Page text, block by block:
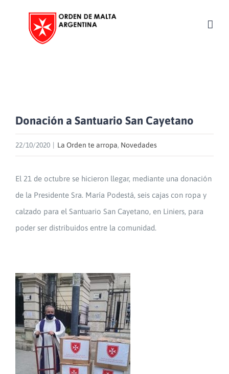
Donación a Santuario San Cayetano
22/10/2020 La Orden te arropa, Novedades
El 21 de octubre se hicieron llegar, mediante una donación
de la Presidente Sra. María Podestá, seis cajas con ropa y
calzado para el Santuario San Cayetano, en Liniers, para
poder ser distribuidos entre la comunidad.